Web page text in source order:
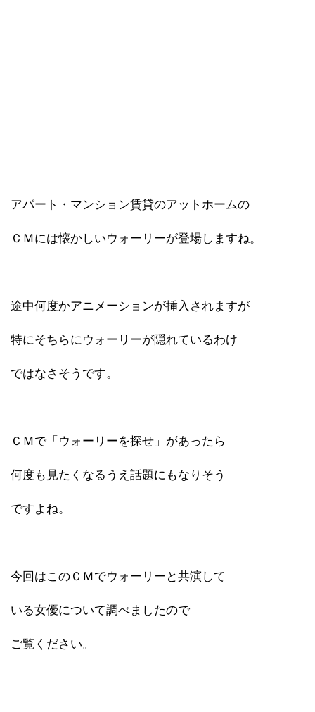
アパート・マンション賃貸のアットホームの
ＣＭには懐かしいウォーリーが登場しますね。
途中何度かアニメーションが挿入されますが
特にそちらにウォーリーが隠れているわけ
ではなさそうです。
ＣＭで「ウォーリーを探せ」があったら
何度も見たくなるうえ話題にもなりそう
ですよね。
今回はこのＣＭでウォーリーと共演して
いる女優について調べましたので
ご覧ください。